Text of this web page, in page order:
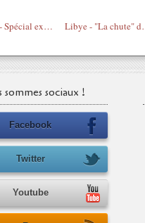
Voici comment le CNT de Sarkozy et de l'OTAN aiment les Noirs - Spécial exactions et massacres contre les Subsahariens en Libye Libye -
sommes sociaux !
Facebook
Twitter
Youtube